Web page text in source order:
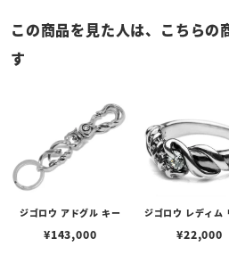
この商品を見た人は、こちらの
す
ジゴロウ アドグル キー
¥143,000
ジゴロウ レディム
¥22,000